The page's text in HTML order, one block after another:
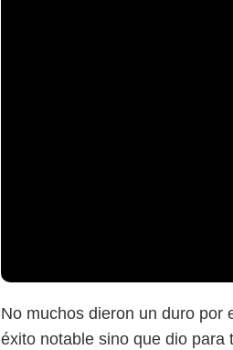
No muchos dieron un duro por
éxito notable sino que dio